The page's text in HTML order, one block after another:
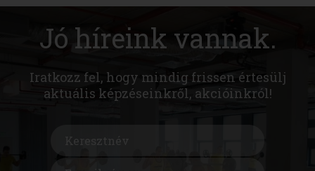
Jó híreink vannak.
Iratkozz fel, hogy mindig frissen értesülj
aktuális képzéseinkről, akcióinkról!